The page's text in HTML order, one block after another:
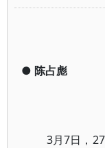
● 陈占彪
3月7日，